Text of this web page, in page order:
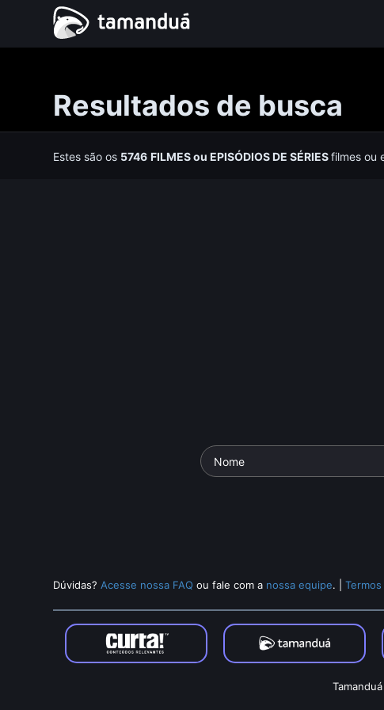
Resultados de busca
Estes são os 5746 FILMESou EPISÓDIOS DE SÉRIESfilmes ou
Dúvidas? Acesse nossa FAQ ou fale com a nossa equipe. |